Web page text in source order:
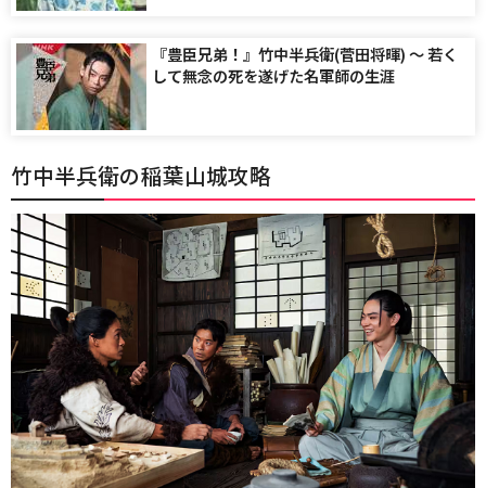
『豊臣兄弟！』竹中半兵衛(菅田将暉) 〜 若く
して無念の死を遂げた名軍師の生涯
竹中半兵衛の稲葉山城攻略